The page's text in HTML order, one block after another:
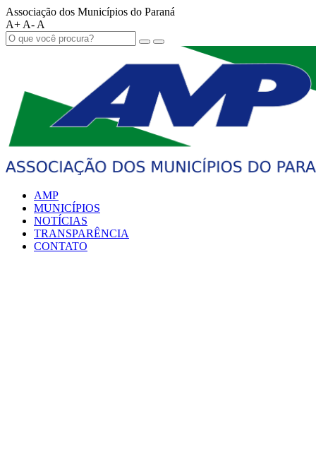
Associação dos Municípios do Paraná
A+ A- A
AMP
MUNICÍPIOS
NOTÍCIAS
TRANSPARÊNCIA
CONTATO